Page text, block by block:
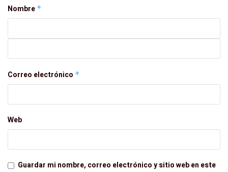
Nombre *
Correo electrónico *
Web
Guardar mi nombre, correo electrónico y sitio web en este